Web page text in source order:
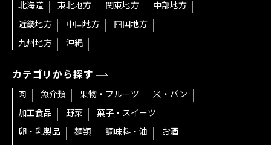
北海道 東北地方 関東地方
中部地方
近畿地方
中国地方
四国地方
九州地方
沖縄
カテゴリから探す
肉 魚介類 果物・フルーツ
米・パン
加工食品
野菜
菓子・スイーツ
卵・乳製品
麺類 調味料・油
お酒